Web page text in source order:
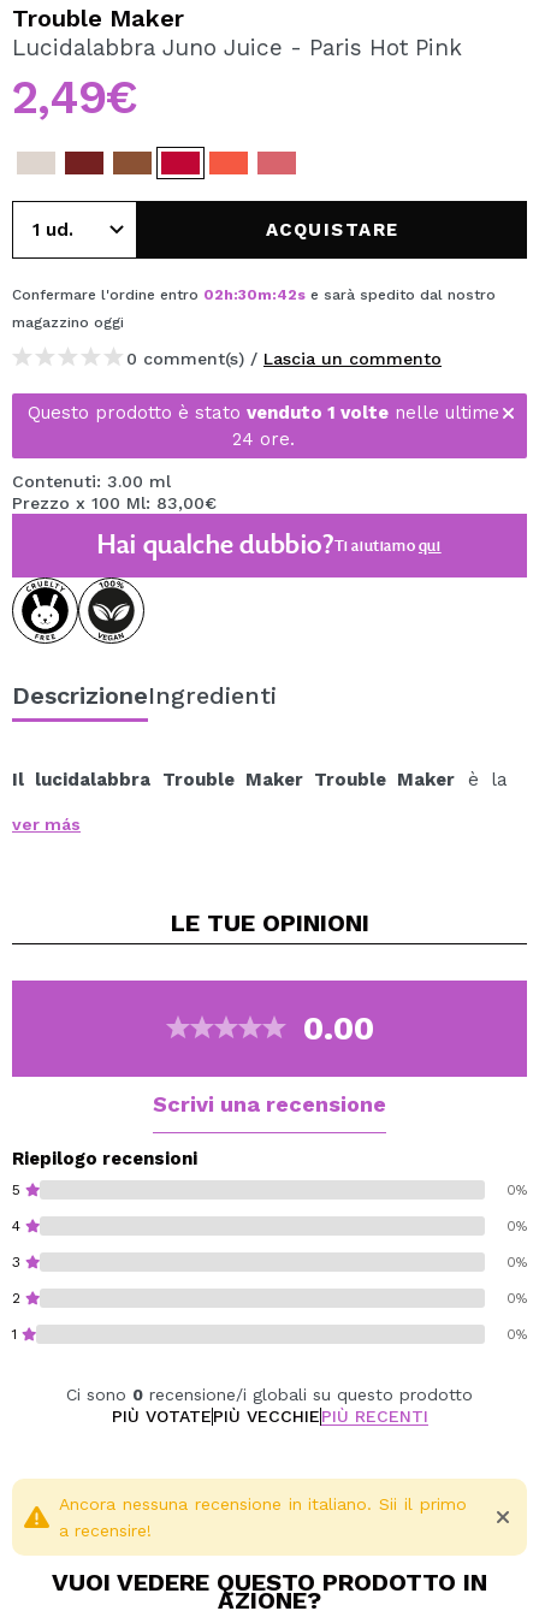
Creando un account su Maquibeauty.it potrai fare i tuoi
acquisti velocemente, controllare lo stato dei tuoi ordini e
consultare le tue operazioni precedenti.
CREARE UN ACCOUNT
Trouble Maker
Lucidalabbra Juno Juice - Paris Hot Pink
2,49€
ACQUISTARE
Confermare l'ordine entro 02h:30m:42s e sarà spedito dal nostro
magazzino oggi
0 comment(s) / Lascia un commento
Questo prodotto è stato venduto 1 volte nelle ultime
24 ore.
Contenuti: 3.00 ml
Prezzo x 100 Ml: 83,00€
Hai qualche dubbio?Ti aiutiamoqui
DescrizioneIngredienti
Il lucidalabbra Trouble Maker Trouble Maker è la
brillanti.
labbra con un tocco fresco e sano.
immediato, questo gloss è facile da applicare grazie al
sé e da usare ovunque.
un effetto lucido e confortevole, mantenendo le labbra
Alcohol free.
Paraben free.
Sulfate free.
Cruelty free.
Vegan.
ver más
LE TUE OPINIONI
0.00
Scrivi una recensione
Riepilogo recensioni
5 0%
4 0%
3 0%
2 0%
1 0%
Ci sono 0 recensione/i globali su questo prodotto
PIÙ VOTATEPIÙ VECCHIEPIÙ RECENTI
Ancora nessuna recensione in italiano. Sii il primo
a recensire!
VUOI VEDERE QUESTO PRODOTTO IN
AZIONE?